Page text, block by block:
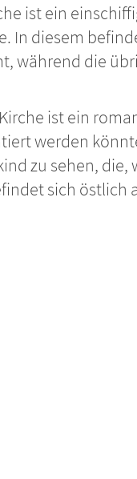
ist ein
In diesem
während die
ist ein
werden
zu sehen, die,
sich östlich